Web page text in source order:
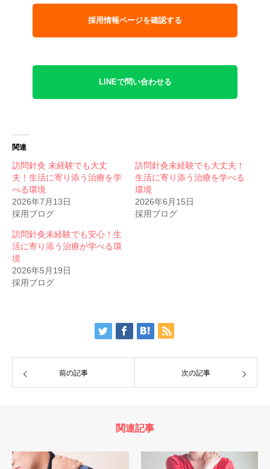
採用情報ページを確認する
LINEで問い合わせる
関連
訪問針灸 未経験でも大丈
夫！生活に寄り添う治療を学
べる環境
2026年7月13日
採用ブログ
訪問針灸未経験でも大丈夫！
生活に寄り添う治療を学べる
環境
2026年6月15日
採用ブログ
訪問針灸未経験でも安心！生
活に寄り添う治療が学べる環
境
2026年5月19日
採用ブログ
前の記事 次の記事
関連記事